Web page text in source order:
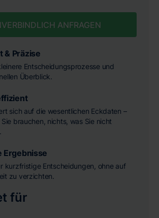
ANFRAGEN
& Präzise
Entscheidungsprozesse und
Überblick.
sich auf die wesentlichen Eckdaten –
Sie brauchen, nichts, was Sie nicht
Ergebnisse
kurzfristige Entscheidungen, ohne auf
zu verzichten.
für